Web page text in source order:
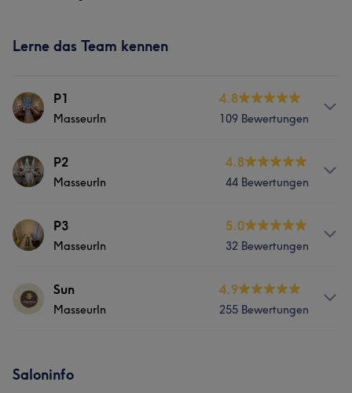
Lerne das Team kennen
P1
MasseurIn
4.8
109 Bewertungen
Services
Was unsere Kunden über P1 sagen
P2
MasseurIn
4.8
44 Bewertungen
ServicesP3
MasseurIn
5.0
32 Bewertungen
ServicesSun
MasseurIn
4.9
255 Bewertungen
Saloninfo